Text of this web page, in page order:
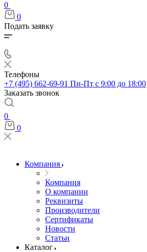
0
0
Подать заявку
Телефоны
+7 (495) 662-69-91 Пн-Пт c 9:00 до 18:00
Заказать звонок
0
0
Компания
Компания
О компании
Реквизиты
Производители
Сертификаты
Новости
Статьи
Каталог